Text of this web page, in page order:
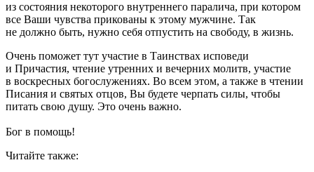
из состояния некоторого внутреннего паралича, при котором
все Ваши чувства прикованы к этому мужчине. Так
не должно быть, нужно себя отпустить на свободу, в жизнь.
Очень поможет тут участие в Таинствах исповеди
и Причастия, чтение утренних и вечерних молитв, участие
в воскресных богослужениях. Во всем этом, а также в чтении
Писания и святых отцов, Вы будете черпать силы, чтобы
питать свою душу. Это очень важно.
Бог в помощь!
Читайте также: